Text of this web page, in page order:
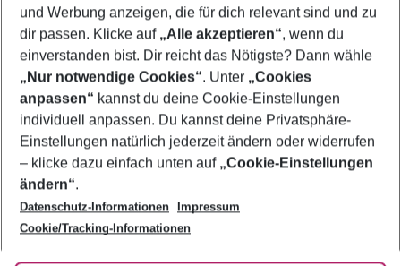
Footer
Footer navigation
Über uns
AGB
Bestpreisgarantie
Cookie-Einstellungen ändern
Cookie-Richtlinie
Agenturbetreuung
Barrierefreies Reisen
Folge uns
und Werbung anzeigen, die für dich relevant sind und zu
dir passen. Klicke auf „Alle akzeptieren“, wenn du
einverstanden bist. Dir reicht das Nötigste? Dann wähle
„Nur notwendige Cookies“. Unter „Cookies
anpassen“ kannst du deine Cookie-Einstellungen
individuell anpassen. Du kannst deine Privatsphäre-
Einstellungen natürlich jederzeit ändern oder widerrufen
– klicke dazu einfach unten auf „Cookie-Einstellungen
ändern“.
Datenschutz-Informationen
Impressum
Cookie/Tracking-Informationen